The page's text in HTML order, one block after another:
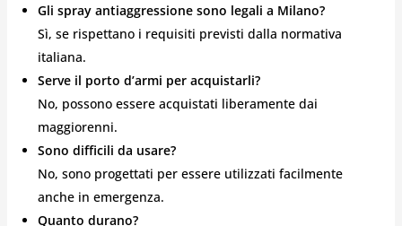
Gli spray antiaggressione sono legali a Milano?
Sì, se rispettano i requisiti previsti dalla normativa
italiana.
Serve il porto d’armi per acquistarli?
No, possono essere acquistati liberamente dai
maggiorenni.
Sono difficili da usare?
No, sono progettati per essere utilizzati facilmente
anche in emergenza.
Quanto durano?